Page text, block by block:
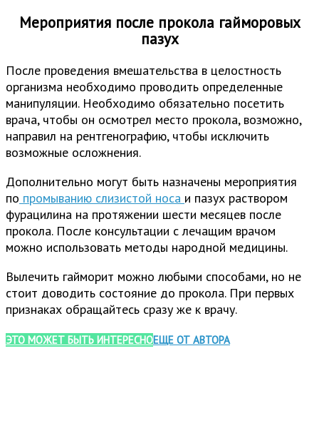
Мероприятия после прокола гайморовых
пазух
После проведения вмешательства в целостность
организма необходимо проводить определенные
манипуляции. Необходимо обязательно посетить
врача, чтобы он осмотрел место прокола, возможно,
направил на рентгенографию, чтобы исключить
возможные осложнения.
Дополнительно могут быть назначены мероприятия
по промыванию слизистой носа и пазух раствором
фурацилина на протяжении шести месяцев после
прокола. После консультации с лечащим врачом
можно использовать методы народной медицины.
Вылечить гайморит можно любыми способами, но не
стоит доводить состояние до прокола. При первых
признаках обращайтесь сразу же к врачу.
ЭТО МОЖЕТ БЫТЬ ИНТЕРЕСНОЕЩЕ ОТ АВТОРА